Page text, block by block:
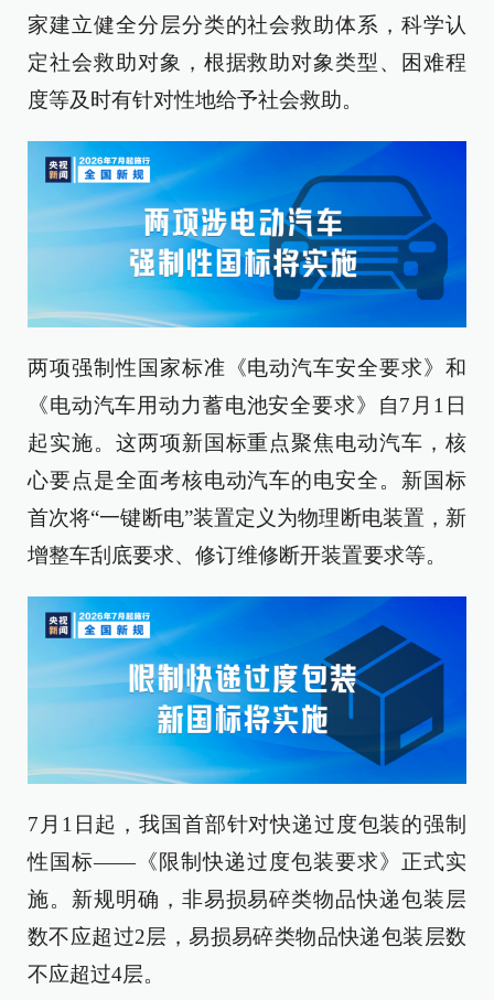
家建立健全分层分类的社会救助体系，科学认
定社会救助对象，根据救助对象类型、困难程
度等及时有针对性地给予社会救助。
两项强制性国家标准《电动汽车安全要求》和
《电动汽车用动力蓄电池安全要求》自7月1日
起实施。这两项新国标重点聚焦电动汽车，核
心要点是全面考核电动汽车的电安全。新国标
首次将“一键断电”装置定义为物理断电装置，新
增整车刮底要求、修订维修断开装置要求等。
7月1日起，我国首部针对快递过度包装的强制
性国标——《限制快递过度包装要求》正式实
施。新规明确，非易损易碎类物品快递包装层
数不应超过2层，易损易碎类物品快递包装层数
不应超过4层。